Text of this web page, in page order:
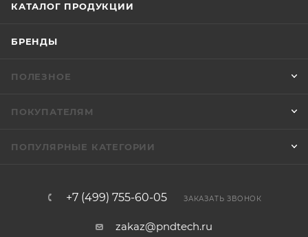
КАТАЛОГ ПРОДУКЦИИ
БРЕНДЫ
ПОЛЕЗНОЕ
ПОКУПАТЕЛЯМ
ПОПУЛЯРНЫЕ КАТЕГОРИИ
+7 (499) 755-60-05 ЗАКАЗАТЬ ЗВОНОК
zakaz@pndtech.ru